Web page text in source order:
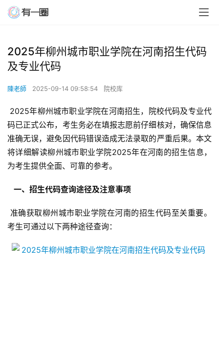
2025年柳州城市职业学院在河南招生代码
及专业代码
陳老師 2025-09-14 09:58:54 院校库
码已正式公布，考生务必在填报志愿前仔细核对，确保信息
准确无误，避免因代码错误造成无法录取的严重后果。本文
将详细解读柳州城市职业学院2025年在河南的招生信息，
为考生提供全面、可靠的参考。
  一、招生代码查询途径及注意事项
考生可通过以下两种途径查询：